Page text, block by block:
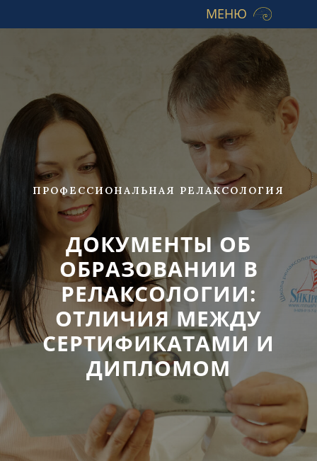
МЕНЮ
ПРОФЕССИОНАЛЬНАЯ РЕЛАКСОЛОГИЯ
ДОКУМЕНТЫ ОБ
ОБРАЗОВАНИИ В
РЕЛАКСОЛОГИИ:
ОТЛИЧИЯ МЕЖДУ
СЕРТИФИКАТАМИ И
ДИПЛОМОМ